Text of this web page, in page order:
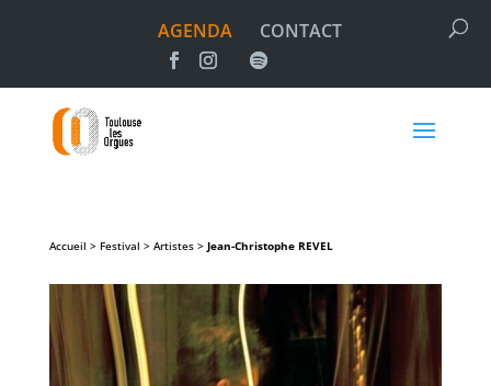
AGENDA CONTACT
Accueil > Festival > Artistes > Jean-Christophe REVEL